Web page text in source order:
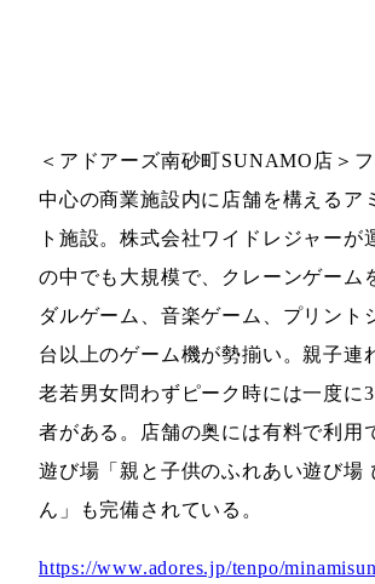
＜アドアーズ南砂町SUNAMO店＞
中心の商業施設内に店舗を構えるア
ト施設。株式会社ワイドレジャーが
の中でも大規模で、クレーンゲーム
ダルゲーム、音楽ゲーム、プリント
台以上のゲーム機が勢揃い。親子連
老若男女問わずピーク時には一度に
者がある。店舗の奥には有料で利用
遊び場「親と子供のふれあい遊び場
ん」も完備されている。
https://www.adores.jp/tenpo/